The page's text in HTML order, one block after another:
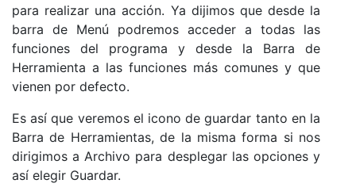
para realizar una acción. Ya dijimos que desde la
barra de Menú podremos acceder a todas las
funciones del programa y desde la Barra de
Herramienta a las funciones más comunes y que
vienen por defecto.
Es así que veremos el icono de guardar tanto en la
Barra de Herramientas, de la misma forma si nos
dirigimos a Archivo para desplegar las opciones y
así elegir Guardar.